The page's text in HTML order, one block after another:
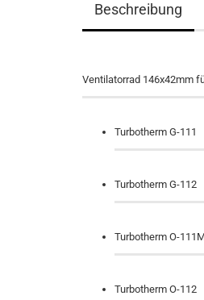
Beschreibung
Ventilatorrad 146x42mm
Turbotherm G-111
Turbotherm G-112
Turbotherm O-
Turbotherm O-112